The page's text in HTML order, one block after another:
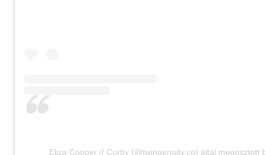
Eliza Cooper // Curby (@twingenuity.co) által megosztott